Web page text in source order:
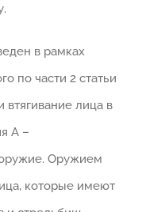
в рамках
по части 2 статьи
втягивание лица в
А –
оружие. Оружием
которые имеют